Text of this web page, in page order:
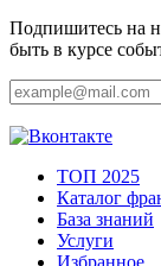
Подпишитесь на
быть в курсе
ТОП 2025
Каталог
База знаний
Услуги